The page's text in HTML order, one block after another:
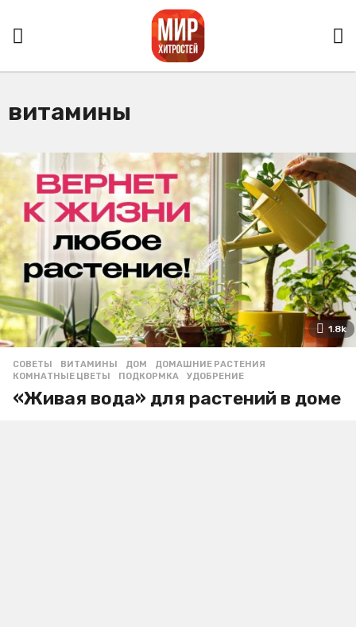
витамины
1.8k
СОВЕТЫ ВИТАМИНЫ ,ДОМ ,ДОМАШНИЕ РАСТЕНИЯ
КОМНАТНЫЕ ЦВЕТЫ
,ПОДКОРМКА ,УДОБРЕНИЕ
«Живая вода» для растений в доме